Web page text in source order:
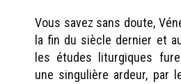
Vous savez sans doute,
la fin du siècle dernier et
les études liturgiques
une singulière ardeur, par